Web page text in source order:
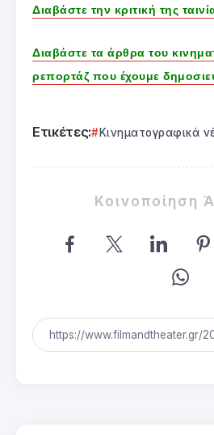
Διαβάστε την κριτική της
Διαβάστε τα άρθρα του
ρεπορτάζ που έχουμε
Ετικέτες: Κινηματογραφικά
Κοινοποίηση